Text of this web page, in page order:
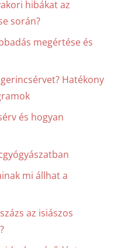
hibákat az
során?
megértése és
Hatékony
és hogyan
mi állhat a
az isiászos